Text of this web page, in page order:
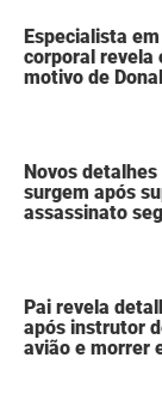
Especialista
corporal revela
motivo de
Novos
surgem após
assassinato
Pai revela
após instrutor
avião e morrer